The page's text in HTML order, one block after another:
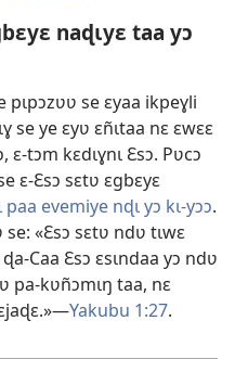
naɖɩyɛ taa yɔ
pɩpɔzʋʋ se ɛyaa ikpeɣli
se ye ɛyʋ ɛñɩtaa nɛ ɛwɛɛ
ɛ-tɔm kɛdɩɣnɩ Ɛsɔ. Pʋcɔ
ɛ-Ɛsɔ sɛtʋ ɛgbɛyɛ
evemiye nɖɩ yɔ kɩ-yɔɔ.
«Ɛsɔ sɛtʋ ndʋ tɩwɛ
Caa Ɛsɔ ɛsɩndaa yɔ ndʋ
pa-kʋñɔmɩŋ taa, nɛ
Yakubu 1:27.